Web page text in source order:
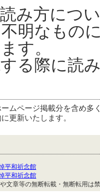
み方につ
明なもの
す。
る際に読
ムページ掲載分を含め多
更新いたします。
平和祈念館
平和祈念館
文章等の無断転載・無断転用は